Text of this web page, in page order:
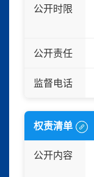
公开时限
公开责任
监督电话
权责清单
公开内容